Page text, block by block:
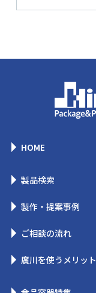
HOME
製品検索
製作・提案事例
ご相談の流れ
廣川を使うメリット